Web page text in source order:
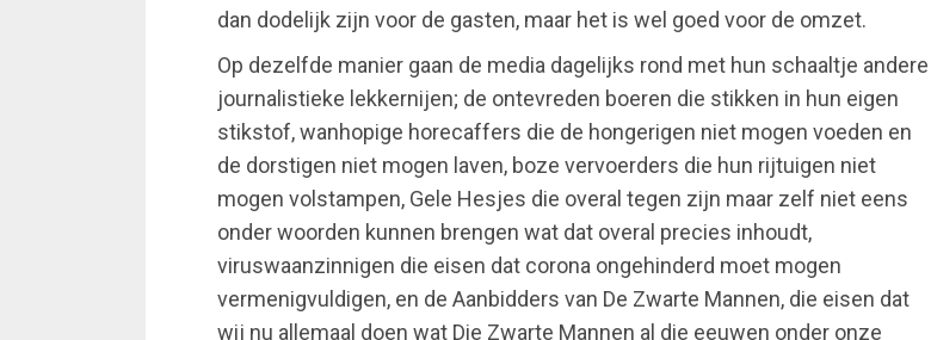
dan dodelijk zijn voor de gasten, maar het is wel goed voor de omzet.
Op dezelfde manier gaan de media dagelijks rond met hun schaaltje andere
journalistieke lekkernijen; de ontevreden boeren die stikken in hun eigen
stikstof, wanhopige horecaffers die de hongerigen niet mogen voeden en
de dorstigen niet mogen laven, boze vervoerders die hun rijtuigen niet
mogen volstampen, Gele Hesjes die overal tegen zijn maar zelf niet eens
onder woorden kunnen brengen wat dat overal precies inhoudt,
viruswaanzinnigen die eisen dat corona ongehinderd moet mogen
vermenigvuldigen, en de Aanbidders van De Zwarte Mannen, die eisen dat
wij nu allemaal doen wat Die Zwarte Mannen al die eeuwen onder onze